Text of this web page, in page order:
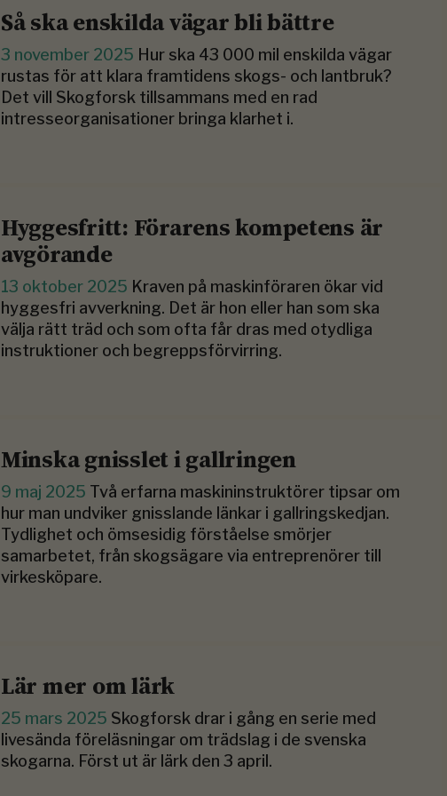
Så ska enskilda vägar bli bättre
3 november 2025 Hur ska 43 000 mil enskilda vägar
rustas för att klara framtidens skogs- och lantbruk?
Det vill Skogforsk tillsammans med en rad
intresseorganisationer bringa klarhet i.
Hyggesfritt: Förarens kompetens är
avgörande
13 oktober 2025 Kraven på maskinföraren ökar vid
hyggesfri avverkning. Det är hon eller han som ska
välja rätt träd och som ofta får dras med otydliga
instruktioner och begreppsförvirring.
Minska gnisslet i gallringen
9 maj 2025 Två erfarna maskininstruktörer tipsar om
hur man undviker gnisslande länkar i gallringskedjan.
Tydlighet och ömsesidig förståelse smörjer
samarbetet, från skogsägare via entreprenörer till
virkesköpare.
Lär mer om lärk
25 mars 2025 Skogforsk drar i gång en serie med
livesända föreläsningar om trädslag i de svenska
skogarna. Först ut är lärk den 3 april.